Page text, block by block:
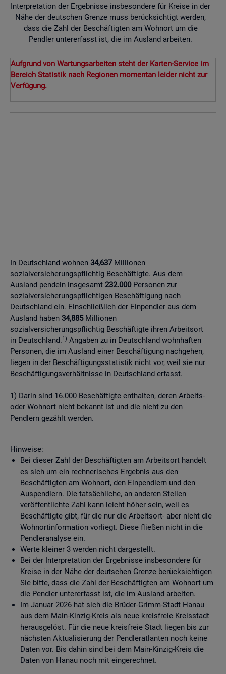
Interpretation der Ergebnisse insbesondere für Kreise in der
Nähe der deutschen Grenze muss berücksichtigt werden,
dass die Zahl der Beschäftigten am Wohnort um die
Pendler untererfasst ist, die im Ausland arbeiten.
Aufgrund von Wartungsarbeiten steht der Karten-Service im
Bereich Statistik nach Regionen momentan leider nicht zur
Verfügung.
In Deutschland wohnen 34,637Millionen
sozialversicherungspflichtig Beschäftigte. Aus dem
Ausland pendeln insgesamt 232.000Personen zur
sozialversicherungspflichtigen Beschäftigung nach
Deutschland ein. Einschließlich der Einpendler aus dem
Ausland haben 34,885Millionen
sozialversicherungspflichtig Beschäftigte ihren Arbeitsort
in Deutschland.1) Angaben zu in Deutschland wohnhaften
Personen, die im Ausland einer Beschäftigung nachgehen,
liegen in der Beschäftigungsstatistik nicht vor, weil sie nur
Beschäftigungsverhältnisse in Deutschland erfasst.
1) Darin sind 16.000 Beschäftigte enthalten, deren Arbeits-
oder Wohnort nicht bekannt ist und die nicht zu den
Pendlern gezählt werden.
Hinweise:
Bei dieser Zahl der Beschäftigten am Arbeitsort handelt
es sich um ein rechnerisches Ergebnis aus den
Beschäftigten am Wohnort, den Einpendlern und den
Auspendlern. Die tatsächliche, an anderen Stellen
veröffentlichte Zahl kann leicht höher sein, weil es
Beschäftigte gibt, für die nur die Arbeitsort- aber nicht die
Wohnortinformation vorliegt. Diese fließen nicht in die
Pendleranalyse ein.
Werte kleiner 3 werden nicht dargestellt.
Bei der Interpretation der Ergebnisse insbesondere für
Kreise in der Nähe der deutschen Grenze berücksichtigen
Sie bitte, dass die Zahl der Beschäftigten am Wohnort um
die Pendler untererfasst ist, die im Ausland arbeiten.
Im Januar 2026 hat sich die Brüder-Grimm-Stadt Hanau
aus dem Main-Kinzig-Kreis als neue kreisfreie Kreisstadt
herausgelöst. Für die neue kreisfreie Stadt liegen bis zur
nächsten Aktualisierung der Pendleratlanten noch keine
Daten vor. Bis dahin sind bei dem Main-Kinzig-Kreis die
Daten von Hanau noch mit eingerechnet.